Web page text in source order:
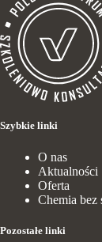
Szybkie linki
O nas
Aktualności
Oferta
Chemia bez
Pozostałe linki